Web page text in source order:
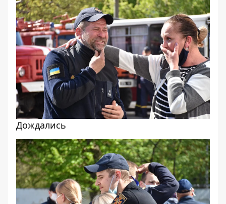
Дождались